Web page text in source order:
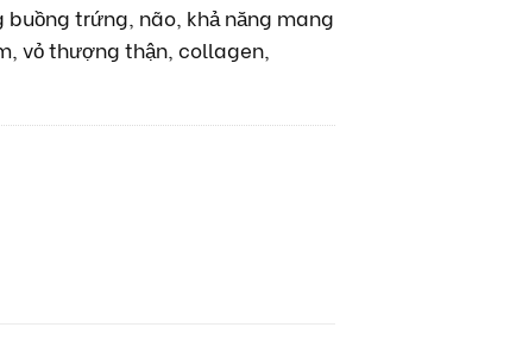
trứng, não, khả năng mang
vỏ thượng thận, collagen,